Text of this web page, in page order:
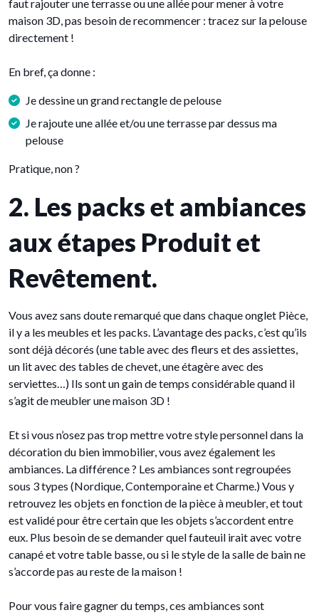
faut rajouter une terrasse ou une allée pour mener à votre
maison 3D, pas besoin de recommencer : tracez sur la pelouse
directement !
En bref, ça donne :
Je dessine un grand rectangle de pelouse
Je rajoute une allée et/ou une terrasse par dessus ma
pelouse
Pratique, non ?
2. Les packs et ambiances
aux étapes Produit et
Revêtement.
Vous avez sans doute remarqué que dans chaque onglet Pièce,
il y a les meubles et les packs. L’avantage des packs, c’est qu’ils
sont déjà décorés (une table avec des fleurs et des assiettes,
un lit avec des tables de chevet, une étagère avec des
serviettes…) Ils sont un gain de temps considérable quand il
s’agit de meubler une maison 3D !
Et si vous n’osez pas trop mettre votre style personnel dans la
décoration du bien immobilier, vous avez également les
ambiances. La différence ? Les ambiances sont regroupées
sous 3 types (Nordique, Contemporaine et Charme.) Vous y
retrouvez les objets en fonction de la pièce à meubler, et tout
est validé pour être certain que les objets s’accordent entre
eux. Plus besoin de se demander quel fauteuil irait avec votre
canapé et votre table basse, ou si le style de la salle de bain ne
s’accorde pas au reste de la maison !
Pour vous faire gagner du temps, ces ambiances sont